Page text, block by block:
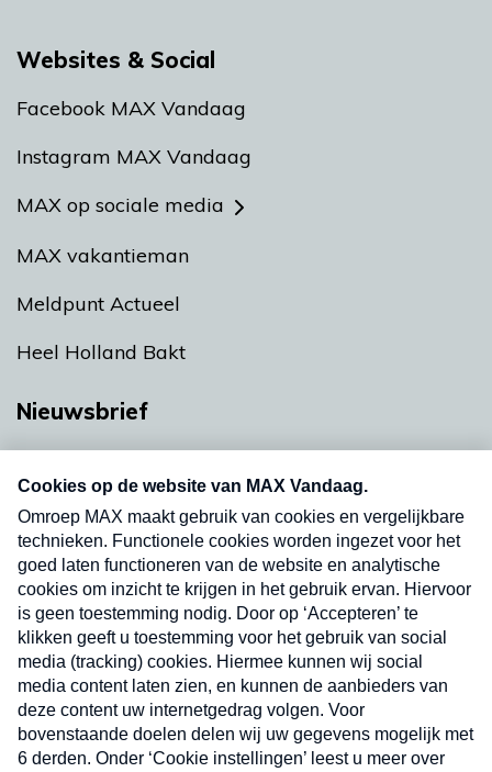
Websites & Social
Facebook MAX Vandaag
Instagram MAX Vandaag
MAX op sociale media
MAX vakantieman
Meldpunt Actueel
Heel Holland Bakt
Nieuwsbrief
Neem hier een gratis abonnement op onze
nieuwsbrief. Elke vrijdag- en dinsdagochtend in
uw mailbox.
Verzend